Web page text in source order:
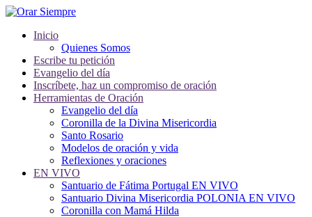
Saltar
contenido
Inicio
Quienes Somos
Escribe tu petición
Evangelio del día
Inscríbete, haz un compromiso de oración
Herramientas de Oración
Evangelio del día
Coronilla de la Divina Misericordia
Santo Rosario
Modelos de oración y vida
Reflexiones y oraciones
EN VIVO
Santuario de Fátima Portugal EN VIVO
Santuario Divina Misericordia POLONIA EN VIVO
Coronilla con Mamá Hilda